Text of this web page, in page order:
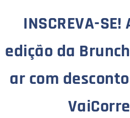
INSCREVA-
edição da
ar com